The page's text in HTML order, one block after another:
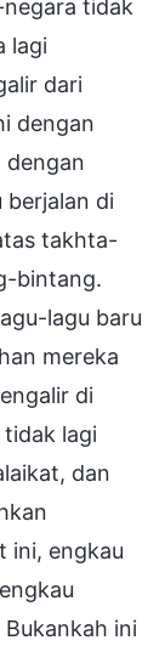
tidak
lagi
dari
dengan
dengan
berjalan di
takhta-
bintang.
lagu baru
mereka
di
lagi
dan
ini, engkau
ini